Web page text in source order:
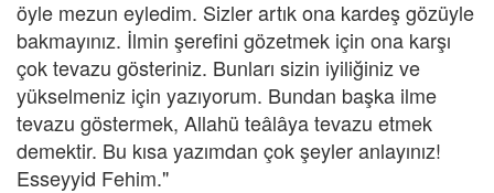
öyle mezun eyledim. Sizler artık ona kardeş gözüyle
bakmayınız. İlmin şerefini gözetmek için ona karşı
çok tevazu gösteriniz. Bunları sizin iyiliğiniz ve
yükselmeniz için yazıyorum. Bundan başka ilme
tevazu göstermek, Allahü teâlâya tevazu etmek
demektir. Bu kısa yazımdan çok şeyler anlayınız!
Esseyyid Fehim."